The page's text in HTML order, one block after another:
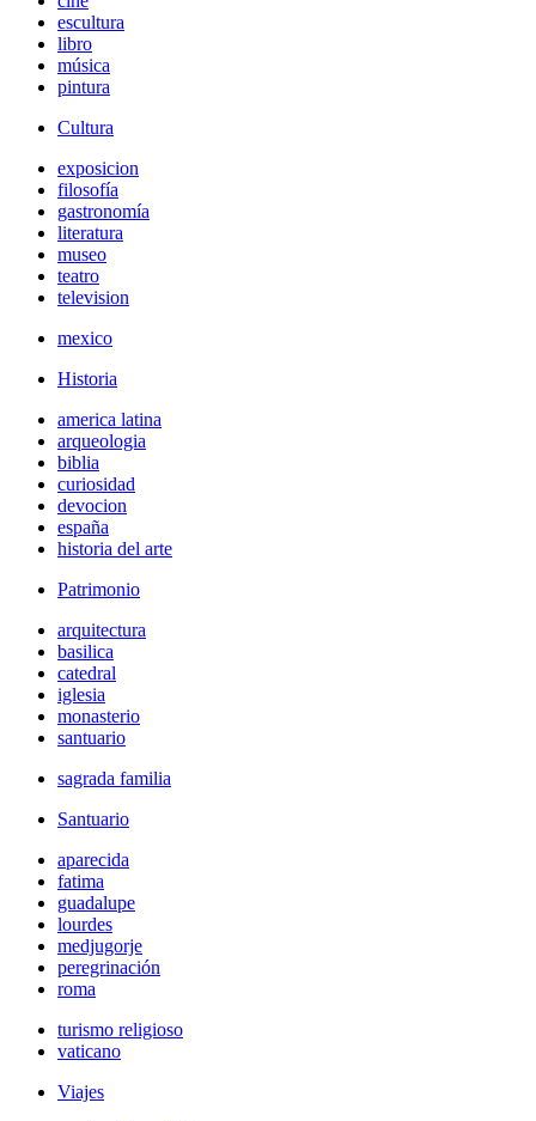
escultura
libro
música
pintura
Cultura
exposicion
filosofía
gastronomía
literatura
museo
teatro
television
mexico
Historia
america latina
arqueologia
biblia
curiosidad
devocion
españa
historia del arte
Patrimonio
arquitectura
basilica
catedral
iglesia
monasterio
santuario
sagrada familia
Santuario
aparecida
fatima
guadalupe
lourdes
medjugorje
peregrinación
roma
turismo religioso
vaticano
Viajes